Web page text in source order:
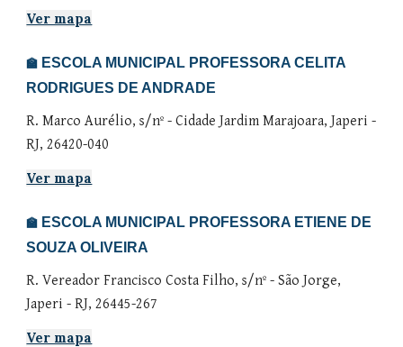
Ver mapa
🏫 ESCOLA MUNICIPAL PROFESSORA CELITA
RODRIGUES DE ANDRADE
R. Marco Aurélio, s/nº - Cidade Jardim Marajoara, Japeri -
RJ, 26420-040
Ver mapa
🏫 ESCOLA MUNICIPAL PROFESSORA ETIENE DE
SOUZA OLIVEIRA
R. Vereador Francisco Costa Filho, s/nº - São Jorge,
Japeri - RJ, 26445-267
Ver mapa